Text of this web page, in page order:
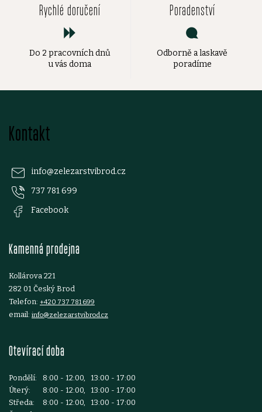
Rychlé doručení
Do 2 pracovních dnů
u vás doma
Poradenství
Odborně a laskavě
poradíme
Kontakt
info@zelezarstvibrod.cz
737 781 699
Facebook
Kamenná prodejna
Kollárova 221
282 01 Český Brod
Telefon: +420 737 781 699
email: info@zelezarstvibrod.cz
Otevírací doba
Pondělí:
8:00 - 12:00, 13:00 - 17:00
Úterý:
8:00 - 12:00, 13:00 - 17:00
Středa:
8:00 - 12:00, 13:00 - 17:00